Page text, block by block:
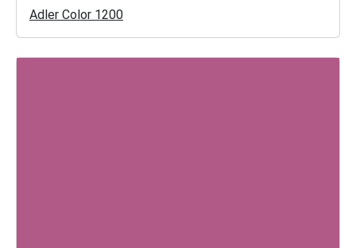
Adler Color 1200